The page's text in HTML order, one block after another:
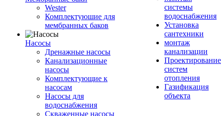
Wester
Комплектуюшие для
мембранных баков
Насосы
Дренажные насосы
Канализационные
насосы
Комплектующие к
насосам
Насосы для
водоснабжения
Скваженные насосы
системы
водоснабжения
Установка
сантехники
монтаж
канализации
Проектирование
систем
отопления
Газификация
объекта